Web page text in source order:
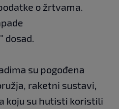
o žrtvama.
dosad.
su pogođena
raketni sustavi,
koju su hutisti koristili